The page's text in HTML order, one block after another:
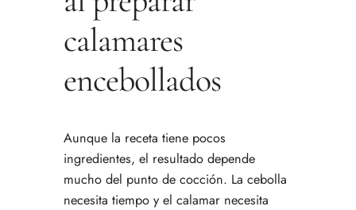
calamares
encebollados
Aunque la receta tiene pocos
ingredientes, el resultado depende
mucho del punto de cocción. La cebolla
necesita tiempo y el calamar necesita